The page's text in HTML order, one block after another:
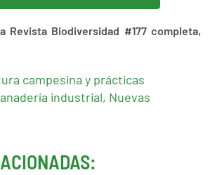
Revista Biodiversidad #177 completa,
campesina y prácticas
industrial, Nuevas